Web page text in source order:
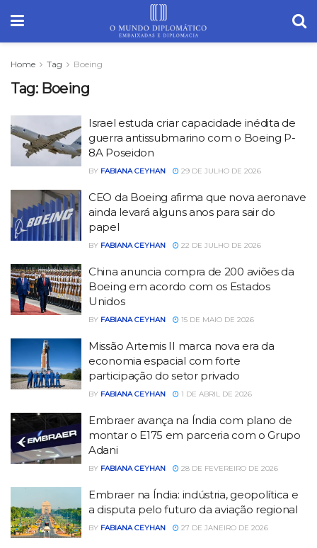
Home Tag Boeing
Tag: Boeing
Israel estuda criar capacidade inédita de
guerra antissubmarino com o Boeing P-
8A Poseidon
BY FABIANA CEYHAN 29 DE JULHO DE 2026
CEO da Boeing afirma que nova aeronave
ainda levará alguns anos para sair do
papel
BY FABIANA CEYHAN 22 DE JULHO DE 2026
China anuncia compra de 200 aviões da
Boeing em acordo com os Estados
Unidos
BY FABIANA CEYHAN 15 DE MAIO DE 2026
Missão Artemis II marca nova era da
economia espacial com forte
participação do setor privado
BY FABIANA CEYHAN 1 DE ABRIL DE 2026
Embraer avança na Índia com plano de
montar o E175 em parceria com o Grupo
Adani
BY FABIANA CEYHAN 28 DE FEVEREIRO DE 2026
Embraer na Índia: indústria, geopolítica e
a disputa pelo futuro da aviação regional
BY FABIANA CEYHAN 27 DE JANEIRO DE 2026